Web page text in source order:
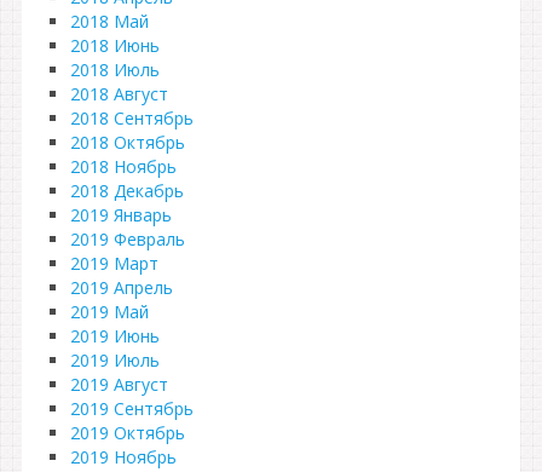
2018 Май
2018 Июнь
2018 Июль
2018 Август
2018 Сентябрь
2018 Октябрь
2018 Ноябрь
2018 Декабрь
2019 Январь
2019 Февраль
2019 Март
2019 Апрель
2019 Май
2019 Июнь
2019 Июль
2019 Август
2019 Сентябрь
2019 Октябрь
2019 Ноябрь